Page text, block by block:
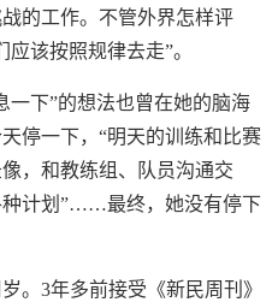
的工作。不管外界怎样评
该按照规律去走”。
一下”的想法也曾在她的脑海
停一下，“明天的训练和比赛
，和教练组、队员沟通交
种计划”……最终，她没有停下
。3年多前接受《新民周刊》